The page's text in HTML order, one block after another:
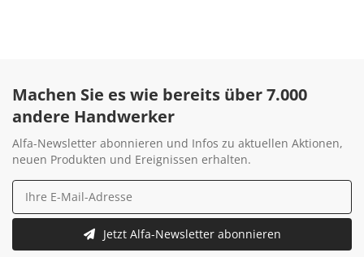
Machen Sie es wie bereits über 7.000
andere Handwerker
Alfa-Newsletter abonnieren und Infos zu aktuellen Aktionen,
neuen Produkten und Ereignissen erhalten.
Jetzt Alfa-Newsletter abonnieren